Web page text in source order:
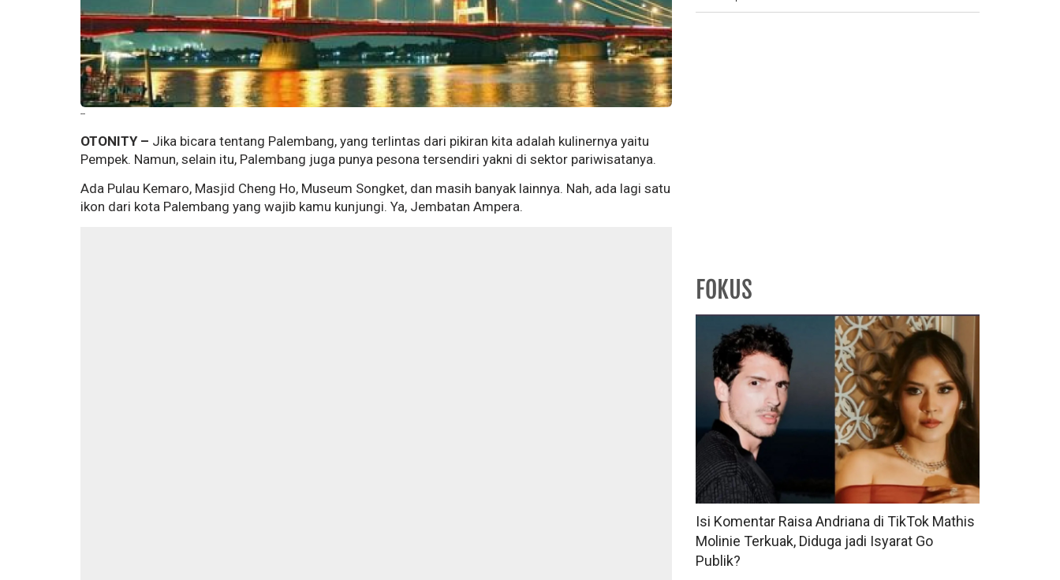
--
OTONITY – Jika bicara tentang Palembang, yang terlintas dari pikiran kita adalah kulinernya yaitu
Pempek. Namun, selain itu, Palembang juga punya pesona tersendiri yakni di sektor pariwisatanya.
Ada Pulau Kemaro, Masjid Cheng Ho, Museum Songket, dan masih banyak lainnya. Nah, ada lagi satu
ikon dari kota Palembang yang wajib kamu kunjungi. Ya, Jembatan Ampera.
FOKUS
Isi Komentar Raisa Andriana di TikTok Mathis
Molinie Terkuak, Diduga jadi Isyarat Go
Publik?